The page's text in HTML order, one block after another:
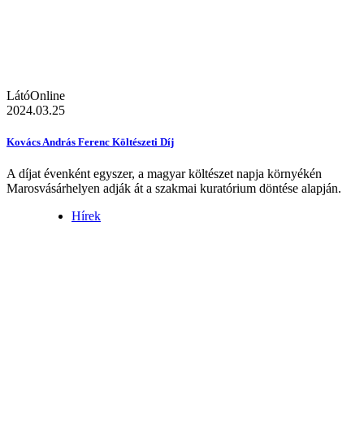
LátóOnline
2024.03.25
Kovács András Ferenc Költészeti Díj
A díjat évenként egyszer, a magyar költészet napja környékén
Marosvásárhelyen adják át a szakmai kuratórium döntése alapján.
Hírek